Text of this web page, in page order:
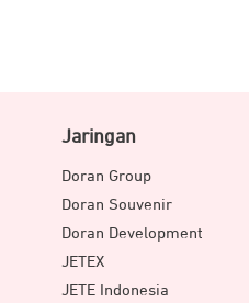
Jaringan
Doran Group
Doran Souvenir
Doran Development
JETEX
JETE Indonesia